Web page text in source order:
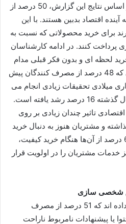
مهم بوده و ارزشمند است؟ بر اساس نتایج این گزارش، 50 درصد از
اقتصاد بدبین هستند. با این
نفر، 6 نفر حاضرند برای خرید محصولاتی که نسبت به
پرداخت کنند. در ادامه کارشناسان
لحظه ای و بدون فکر قبلی مدام
در حال کاهش است، به طوری که 48 درصد از مصرف کنندگان پیش
میلادی تحقیقات زیادی انجام می
دهند. این رقم در مقایسه با سال گذشته 16 درصد رشد یافته است.
تاثیر چندان زیادی بر روی
و مشتریان هنوز به دنبال خرید
کالا‌های گران قیمت هستند. 69 درصد از آن‌ها هنگام خرید کیفیت،
و 45 درصد نیز خدمات مشتریان را در اولویت قرار
شخصی سازی
به تازگی نتایج تحقیقات نشان داده اند که 51 درصد از مصرف
یا پیشنهادات نامربوط ناراحت